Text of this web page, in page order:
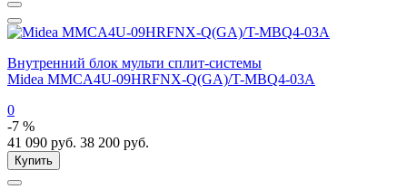
Внутренний блок мульти сплит-системы
Midea MMCA4U-09HRFNX-Q(GA)/T-MBQ4-03A
0
-7 %
41 090 руб. 38 200 руб.
Купить